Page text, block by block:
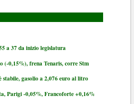
a 37 da inizio legislatura
(-0,15%), frena Tenaris, corre Stm
gasolio a 2,076 euro al litro
Parigi -0,05%, Francoforte +0,16%